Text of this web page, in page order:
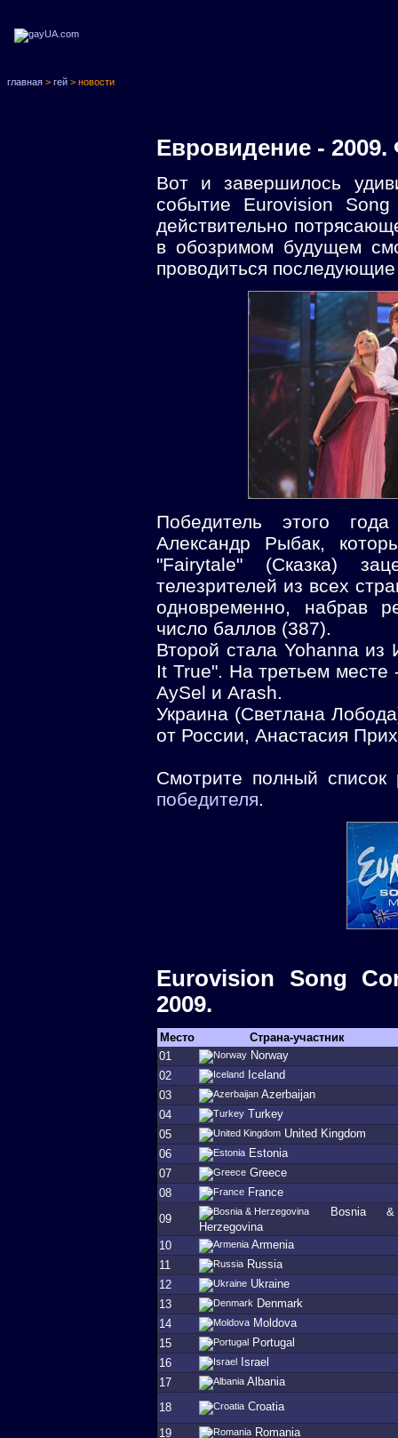
главная > гей > новости
Евровидение -
Вот и завершилось
событие Eurovision
действительно
в обозримом будущем
проводиться
Победитель этого
Александр Рыбак,
"Fairytale" (Сказка)
телезрителей из всех
одновременно, набрав
число баллов (387).
Второй стала Yohanna
It True". На третьем
AySel и Arash.
Украина (Светлана
от России, Анастасия
Смотрите полный
победителя
Eurovision Song
2009.
Место
Страна-участник
01
Norway
02
Iceland
03
Azerbaijan
04
Turkey
05
United Kingdom
06
Estonia
07
Greece
08
France
09
Bosnia &
Herzegovina
10
Armenia
11
Russia
12
Ukraine
13
Denmark
14
Moldova
15
Portugal
16
Israel
17
Albania
18
Croatia
19
Romania